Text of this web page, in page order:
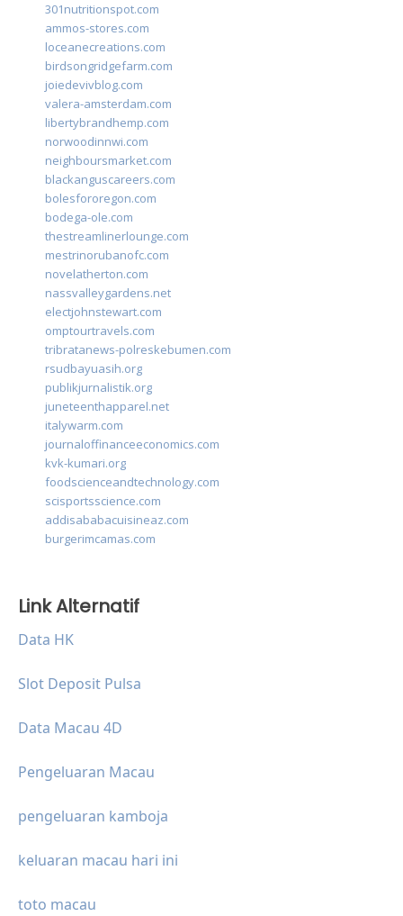
301nutritionspot.com
ammos-stores.com
loceanecreations.com
birdsongridgefarm.com
joiedevivblog.com
valera-amsterdam.com
libertybrandhemp.com
norwoodinnwi.com
neighboursmarket.com
blackanguscareers.com
bolesfororegon.com
bodega-ole.com
thestreamlinerlounge.com
mestrinorubanofc.com
novelatherton.com
nassvalleygardens.net
electjohnstewart.com
omptourtravels.com
tribratanews-polreskebumen.com
rsudbayuasih.org
publikjurnalistik.org
juneteenthapparel.net
italywarm.com
journaloffinanceeconomics.com
kvk-kumari.org
foodscienceandtechnology.com
scisportsscience.com
addisababacuisineaz.com
burgerimcamas.com
Link Alternatif
Data HK
Slot Deposit Pulsa
Data Macau 4D
Pengeluaran Macau
pengeluaran kamboja
keluaran macau hari ini
toto macau